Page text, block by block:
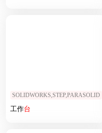
SOLIDWORKS,STEP,PARASOLID
工作台